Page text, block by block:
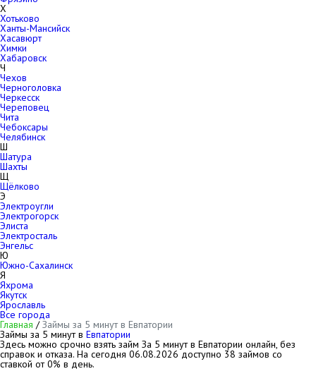
Х
Хотьково
Ханты-Мансийск
Хасавюрт
Химки
Хабаровск
Ч
Чехов
Черноголовка
Черкесск
Череповец
Чита
Чебоксары
Челябинск
Ш
Шатура
Шахты
Щ
Щёлково
Э
Электроугли
Электрогорск
Элиста
Электросталь
Энгельс
Ю
Южно-Сахалинск
Я
Яхрома
Якутск
Ярославль
Все города
Главная /Займы за 5 минут в Евпатории
Займы за 5 минут в Евпатории
Здесь можно срочно взять займ За 5 минут в Евпатории онлайн, без
справок и отказа. На сегодня 06.08.2026доступно 38 займов со
ставкой от 0% в день.